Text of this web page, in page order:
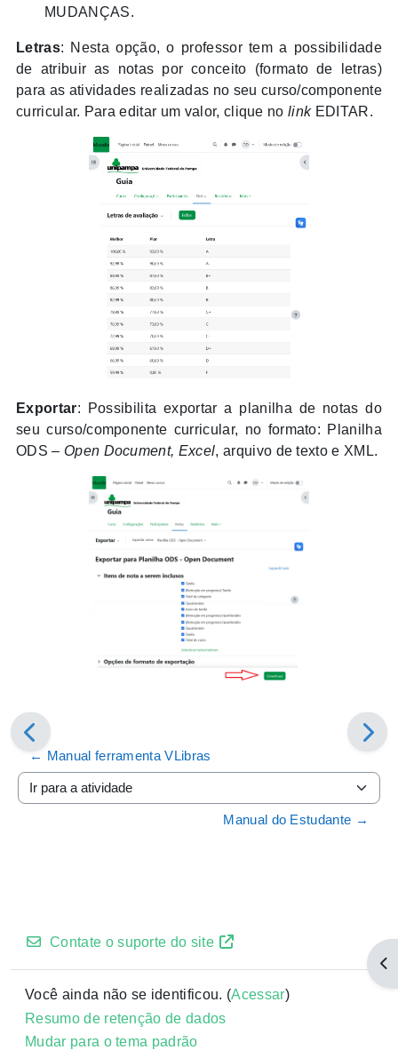
MUDANÇAS.
Letras: Nesta opção, o professor tem a possibilidade
de atribuir as notas por conceito (formato de letras)
para as atividades realizadas no seu curso/componente
curricular. Para editar um valor, clique no linkEDITAR.
Exportar: Possibilita exportar a planilha de notas do
seu curso/componente curricular, no formato: Planilha
ODS – Open Document, Excel, arquivo de texto e XML.
← Manual ferramenta VLibras
Ir para a atividade
Manual do Estudante →
Contate o suporte do site
Você ainda não se identificou. (Acessar)
Resumo de retenção de dados
Mudar para o tema padrão